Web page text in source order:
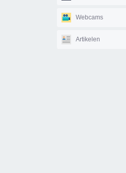
Webcams
Artikelen